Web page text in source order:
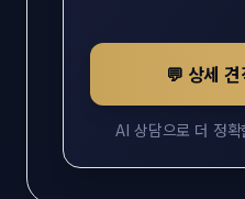
💬 상세
AI 상담으로 더 정